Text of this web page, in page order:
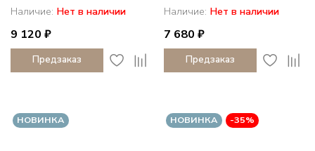
Наличие: Нет в наличии
9 120 ₽
Предзаказ
Наличие: Нет в наличии
7 680 ₽
Предзаказ
НОВИНКА НОВИНКА -35%